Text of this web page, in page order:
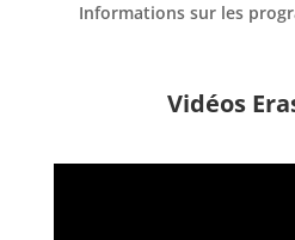
Informations sur les
Vidéos